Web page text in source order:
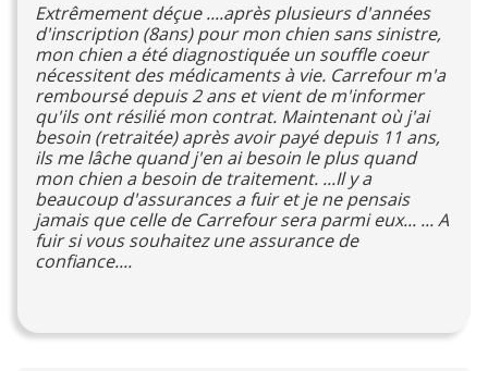
Extrêmement déçue ....après plusieurs d'années
d'inscription (8ans) pour mon chien sans sinistre,
mon chien a été diagnostiquée un souffle coeur
nécessitent des médicaments à vie. Carrefour m'a
remboursé depuis 2 ans et vient de m'informer
qu'ils ont résilié mon contrat. Maintenant où j'ai
besoin (retraitée) après avoir payé depuis 11 ans,
ils me lâche quand j'en ai besoin le plus quand
mon chien a besoin de traitement. ...Il y a
beaucoup d'assurances a fuir et je ne pensais
jamais que celle de Carrefour sera parmi eux... ... A
fuir si vous souhaitez une assurance de
confiance....